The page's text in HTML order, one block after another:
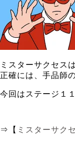
ミスターサクセス
正確には、手品師
今回はステージ１
⇒【 ミスターサク